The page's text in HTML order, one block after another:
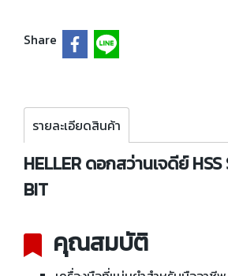
Share
รายละเอียดสินค้า
HELLER ดอกสว่านเจดีย์ HSS
BIT
คุณสมบัติ